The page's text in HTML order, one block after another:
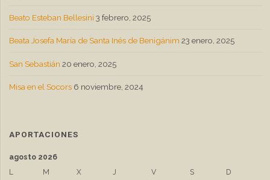
Beato Esteban Bellesini 3 febrero, 2025
Beata Josefa María de Santa Inés de Benigánim 23 enero, 2025
San Sebastián 20 enero, 2025
Misa en el Socors 6 noviembre, 2024
APORTACIONES
agosto 2026
L
M X J V S
D